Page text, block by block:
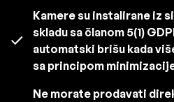
Kamere su instalirane iz
skladu sa članom 5(1)
automatski brišu kada
sa principom
Ne morate prodavati